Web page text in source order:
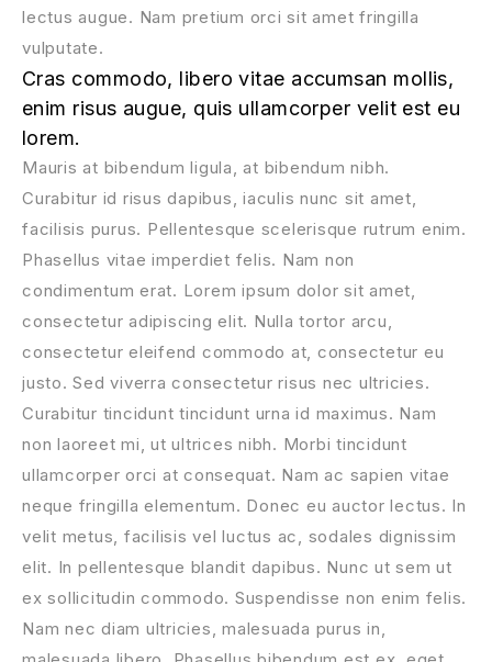
lectus augue. Nam pretium orci sit amet fringilla
vulputate.
Cras commodo, libero vitae accumsan mollis,
enim risus augue, quis ullamcorper velit est eu
lorem.
Mauris at bibendum ligula, at bibendum nibh.
Curabitur id risus dapibus, iaculis nunc sit amet,
facilisis purus. Pellentesque scelerisque rutrum enim.
Phasellus vitae imperdiet felis. Nam non
condimentum erat. Lorem ipsum dolor sit amet,
consectetur adipiscing elit. Nulla tortor arcu,
consectetur eleifend commodo at, consectetur eu
justo. Sed viverra consectetur risus nec ultricies.
Curabitur tincidunt tincidunt urna id maximus. Nam
non laoreet mi, ut ultrices nibh. Morbi tincidunt
ullamcorper orci at consequat. Nam ac sapien vitae
neque fringilla elementum. Donec eu auctor lectus. In
velit metus, facilisis vel luctus ac, sodales dignissim
elit. In pellentesque blandit dapibus. Nunc ut sem ut
ex sollicitudin commodo. Suspendisse non enim felis.
Nam nec diam ultricies, malesuada purus in,